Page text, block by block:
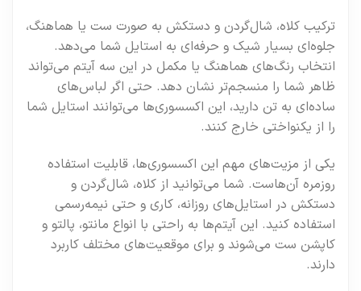
ترکیب کلاه، شال‌گردن و دستکش به صورت ست یا هماهنگ،
جلوه‌ای بسیار شیک و حرفه‌ای به استایل شما می‌دهد.
انتخاب رنگ‌های هماهنگ یا مکمل در این سه آیتم می‌تواند
ظاهر شما را منسجم‌تر نشان دهد. حتی اگر لباس‌های
ساده‌ای به تن دارید، این اکسسوری‌ها می‌توانند استایل شما
را از یکنواختی خارج کنند.
یکی از مزیت‌های مهم این اکسسوری‌ها، قابلیت استفاده
روزمره آن‌هاست. شما می‌توانید از کلاه، شال‌گردن و
دستکش در استایل‌های روزانه، کاری و حتی نیمه‌رسمی
استفاده کنید. این آیتم‌ها به راحتی با انواع مانتو، پالتو و
کاپشن ست می‌شوند و برای موقعیت‌های مختلف کاربرد
دارند.